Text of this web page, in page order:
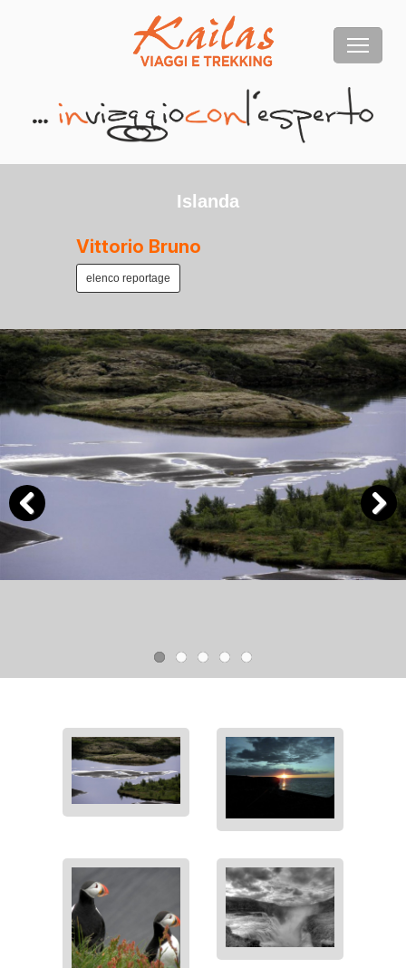
Islanda
Vittorio Bruno
Previous Next